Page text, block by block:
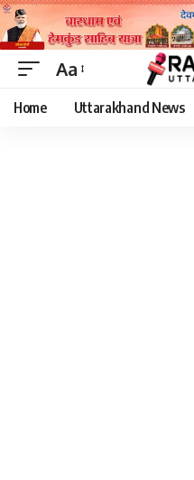
Font
Resizer
Aa
Home Uttarakhand News